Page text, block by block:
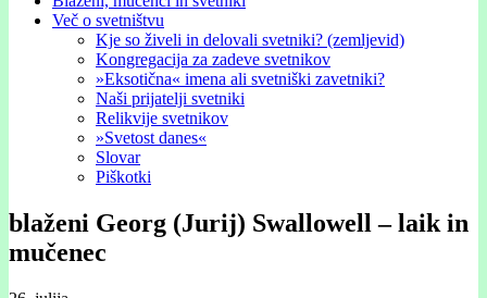
Več o svetništvu
Kje so živeli in delovali svetniki? (zemljevid)
Kongregacija za zadeve svetnikov
»Eksotična« imena ali svetniški zavetniki?
Naši prijatelji svetniki
Relikvije svetnikov
»Svetost danes«
Slovar
Piškotki
blaženi Georg (Jurij) Swallowell – laik in
mučenec